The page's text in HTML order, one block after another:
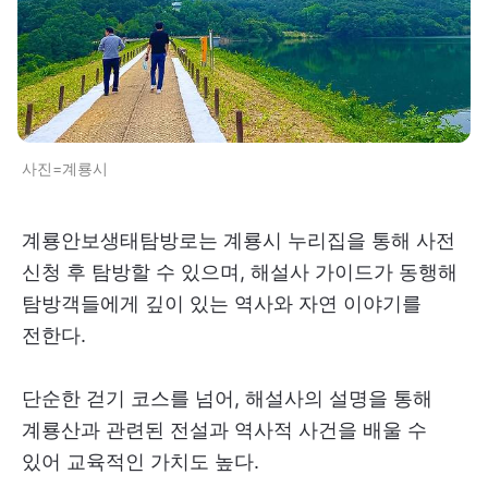
사진=계룡시
계룡안보생태탐방로는 계룡시 누리집을 통해 사전
신청 후 탐방할 수 있으며, 해설사 가이드가 동행해
탐방객들에게 깊이 있는 역사와 자연 이야기를
전한다.
단순한 걷기 코스를 넘어, 해설사의 설명을 통해
계룡산과 관련된 전설과 역사적 사건을 배울 수
있어 교육적인 가치도 높다.